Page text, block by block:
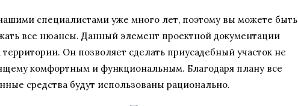
специалистами уже много лет, поэтому вы можете быть
все нюансы. Данный элемент проектной документации
Он позволяет сделать приусадебный участок не
комфортным и функциональным. Благодаря плану все
средства будут использованы рационально.